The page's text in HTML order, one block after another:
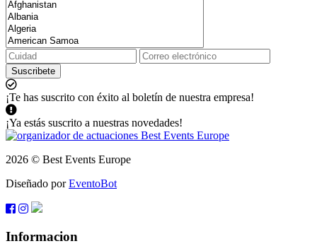
Suscribete
¡Te has suscrito con éxito al boletín de nuestra empresa!
¡Ya estás suscrito a nuestras novedades!
2026 © Best Events Europe
Diseñado porEventoBot
Informacion